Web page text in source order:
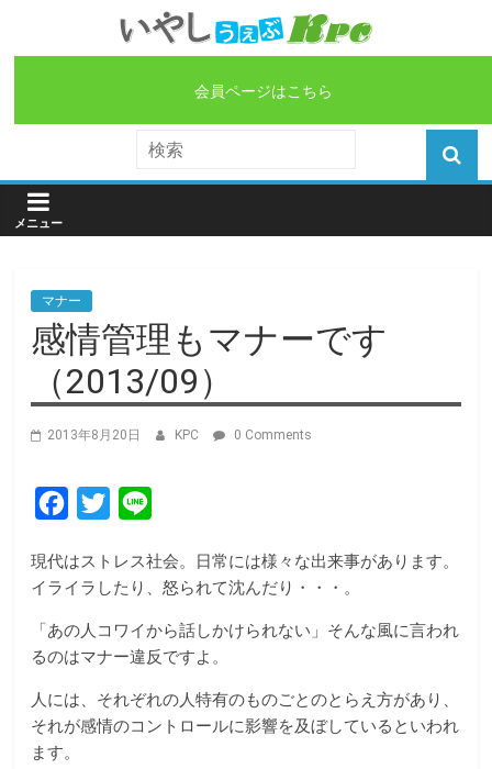
会員ページはこちら
マナー
感情管理もマナーです
（2013/09）
2013年8月20日 KPC 0 Comments
c
e
b
o
o
k
T
t
t
r
n
現代はストレス社会。日常には様々な出来事があります。
イライラしたり、怒られて沈んだり・・・。
「あの人コワイから話しかけられない」そんな風に言われ
るのはマナー違反ですよ。
人には、それぞれの人特有のものごとのとらえ方があり、
それが感情のコントロールに影響を及ぼしているといわれ
ます。